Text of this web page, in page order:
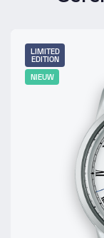
LIMITED
EDITION
NIEUW